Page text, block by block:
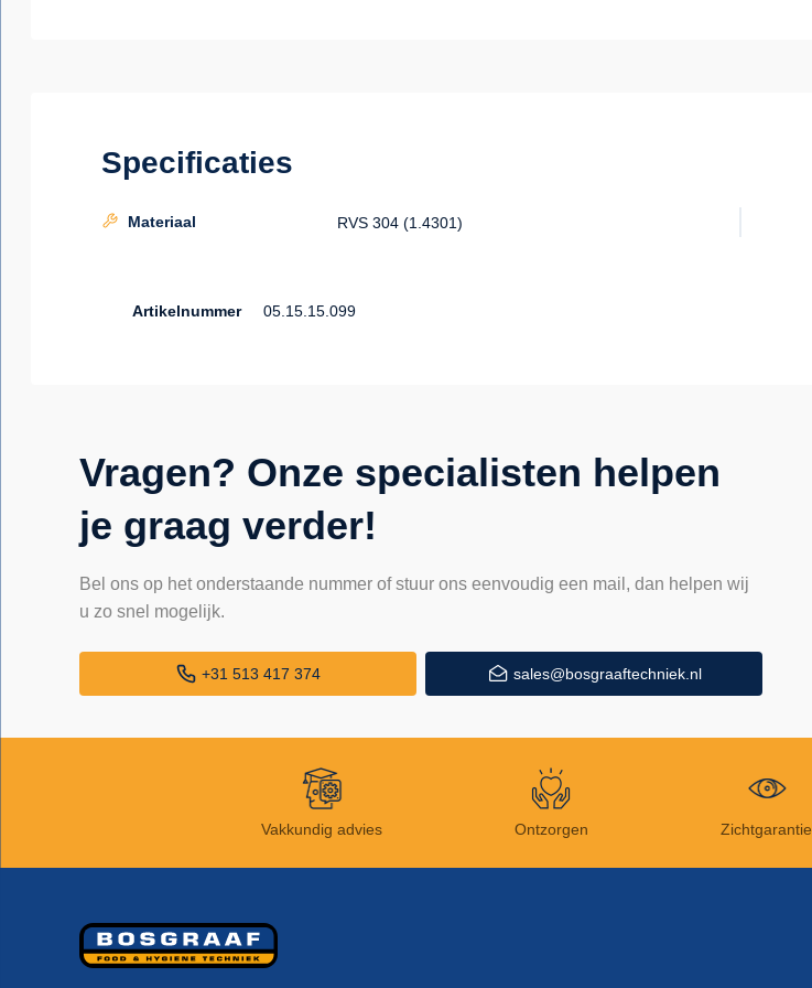
Specificaties
Materiaal RVS 304 (1.4301)
Artikelnummer 05.15.15.099
Vragen? Onze specialisten helpen
je graag verder!
Bel ons op het onderstaande nummer of stuur ons eenvoudig een mail, dan helpen wij
u zo snel mogelijk.
+31 513 417 374 sales@bosgraaftechniek.nl
Vakkundig advies Ontzorgen Zichtgarantie